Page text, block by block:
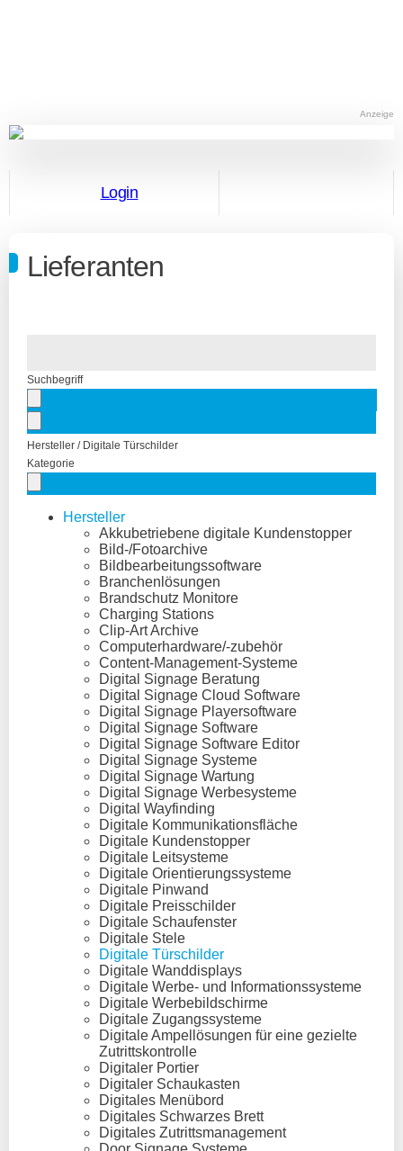
Anzeige
Login
Lieferanten
Suchbegriff
Hersteller / Digitale Türschilder
Kategorie
Hersteller
Akkubetriebene digitale Kundenstopper
Bild-/Fotoarchive
Bildbearbeitungssoftware
Branchenlösungen
Brandschutz Monitore
Charging Stations
Clip-Art Archive
Computerhardware/-zubehör
Content-Management-Systeme
Digital Signage Beratung
Digital Signage Cloud Software
Digital Signage Playersoftware
Digital Signage Software
Digital Signage Software Editor
Digital Signage Systeme
Digital Signage Wartung
Digital Signage Werbesysteme
Digital Wayfinding
Digitale Kommunikationsfläche
Digitale Kundenstopper
Digitale Leitsysteme
Digitale Orientierungssysteme
Digitale Pinwand
Digitale Preisschilder
Digitale Schaufenster
Digitale Stele
Digitale Türschilder
Digitale Wanddisplays
Digitale Werbe- und Informationssysteme
Digitale Werbebildschirme
Digitale Zugangssysteme
Digitale Ampellösungen für eine gezielte
Zutrittskontrolle
Digitaler Portier
Digitaler Schaukasten
Digitales Menübord
Digitales Schwarzes Brett
Digitales Zutrittsmanagement